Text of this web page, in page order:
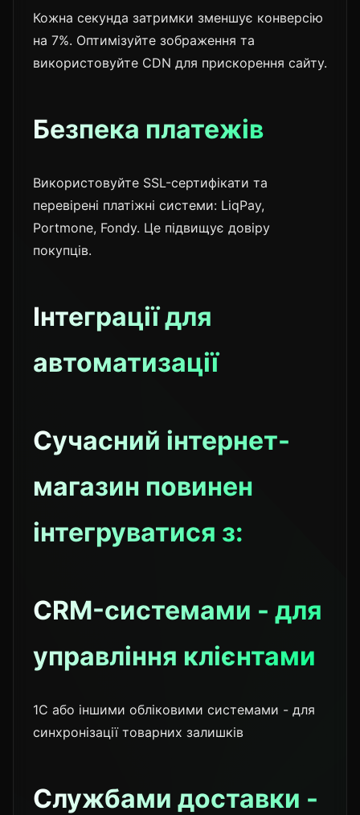
Кожна секунда затримки зменшує конверсію
на 7%. Оптимізуйте зображення та
використовуйте CDN для прискорення сайту.
Безпека платежів
Використовуйте SSL-сертифікати та
перевірені платіжні системи: LiqPay,
Portmone, Fondy. Це підвищує довіру
покупців.
Інтеграції для
автоматизації
Сучасний інтернет-
магазин повинен
інтегруватися з:
CRM-системами - для
управління клієнтами
1C або іншими обліковими системами - для
синхронізації товарних залишків
Службами доставки -